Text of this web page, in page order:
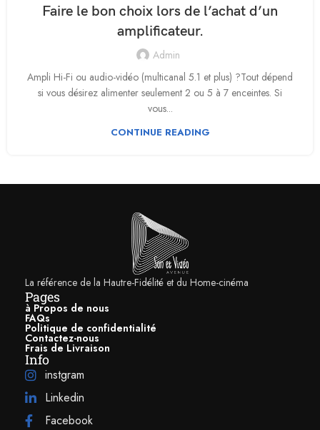
Faire le bon choix lors de l’achat d’un
amplificateur.
Admin
Ampli Hi-Fi ou audio-vidéo (multicanal 5.1 et plus) ?Tout dépend
si vous désirez alimenter seulement 2 ou 5 à 7 enceintes. Si
vous...
CONTINUE READING
La référence de la Hautre-Fidélité et du Home-cinéma
Pages
à Propos de nous
FAQs
Politique de confidentialité
Contactez-nous
Frais de Livraison
Info
instgram
Linkedin
Facebook